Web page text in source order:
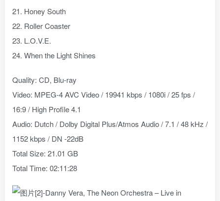
21. Honey South
22. Roller Coaster
23. L.O.V.E.
24. When the Light Shines
Quality: CD, Blu-ray
Video: MPEG-4 AVC Video / 19941 kbps / 1080i / 25 fps /
16:9 / High Profile 4.1
Audio: Dutch / Dolby Digital Plus/Atmos Audio / 7.1 / 48 kHz /
1152 kbps / DN -22dB
Total Size: 21.01 GB
Total Time: 02:11:28